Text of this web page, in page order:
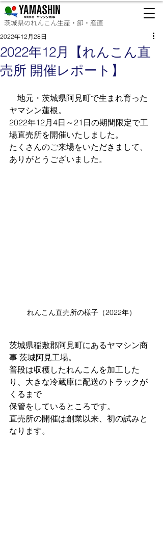
茨城県のれんこん生産・卸・産直
2022年12月【れんこん直
売所 開催​レポート】
2022年12月28日
地元・茨城県阿見町で生まれ育った
ヤマシン蓮根。
2022年12月4日～21日の期間限定で​工
場直売所を開催いたしました。
​​たくさんのご来場をいただきまして、
ありがとうございました。
れんこん直売所の様子（2022年）
茨城県稲敷郡阿見町にあるヤマシン商
事 茨城阿見工場。
普段は収穫したれんこんを加工した
り、大きな冷蔵庫に配送のトラックが
くるまで
​保管をしているところです。
​直売所の開催は創業以来、初の試みと
なります。